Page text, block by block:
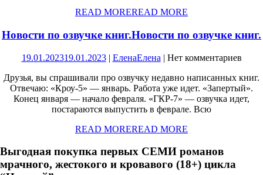
READ MOREREAD MORE
Новости по озвучке книг.Новости по озвучке книг.
19.01.202319.01.2023 | ЕленаЕлена | Нет комментариев
Друзья, вы спрашивали про озвучку недавно написанных книг.
Отвечаю: «Кроу-5» — январь. Работа уже идет. «Запертый».
Конец января — начало февраля. «ГКР-7» — озвучка идет,
постараются выпустить в феврале. Всю
READ MOREREAD MORE
Выгодная покупка первых СЕМИ романов
мрачного, жестокого и кровавого (18+) цикла